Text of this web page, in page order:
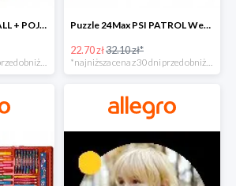
PSI PATROL MARSHALL + POJAZD WÓZ STRAŻACKI DŹWIĘK -48%
*najniższa cena z 30 dni przed obniżką
Puzzle 24Max PSI PATROL Wesoła drużyna TREFL -29%
22.70 zł32.10 zł*
*najniższa cena z 30 dni przed obniżką